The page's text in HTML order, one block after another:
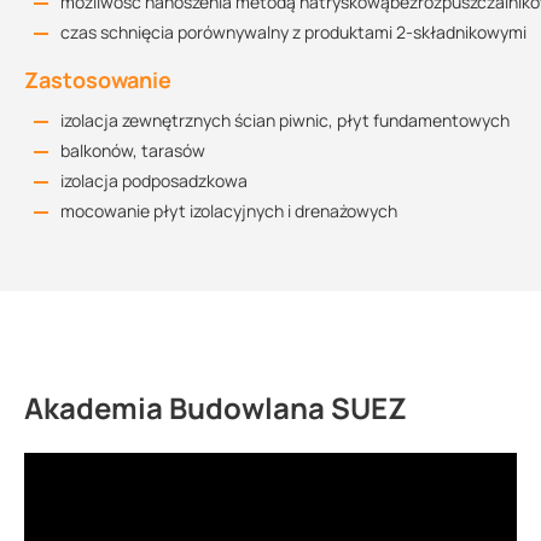
czas schnięcia porównywalny z produktami 2-składnikowymi
Zastosowanie
izolacja zewnętrznych ścian piwnic, płyt fundamentowych
balkonów, tarasów
izolacja podposadzkowa
mocowanie płyt izolacyjnych i drenażowych
Akademia Budowlana SUEZ